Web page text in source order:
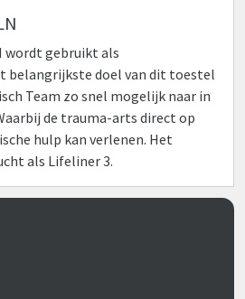
wordt gebruikt als
belangrijkste doel van dit toestel
Team zo snel mogelijk naar in
de trauma-arts direct op
hulp kan verlenen. Het
als Lifeliner 3.